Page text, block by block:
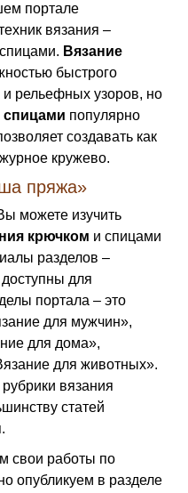
портале
вязания –
Вязание
быстрого
и рельефных узоров, но
спицами популярно
создавать как
кружево.
пряжа»
можете изучить
крючком и спицами
разделов –
для
портала – это
для мужчин»,
для дома»,
для животных».
вязания
статей
свои работы по
опубликуем в разделе